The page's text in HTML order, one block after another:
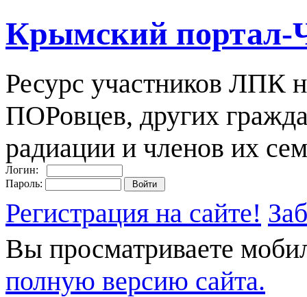
Крымский портал-
Ресурс участников ЛПК
ПОРовцев, других
радиации и членов их
Логин:
Пароль:
Регистрация на сайте!
Вы просматриваете
полную версию сайта.